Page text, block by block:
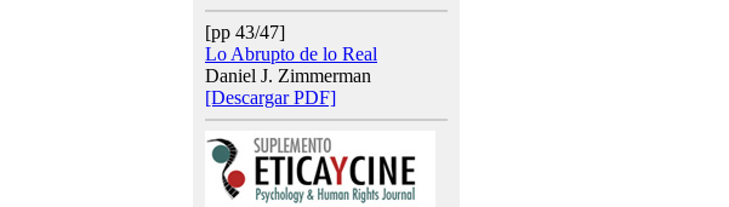
[pp 43/47]
Lo Abrupto de lo Real
Daniel J. Zimmerman
[Descargar PDF]